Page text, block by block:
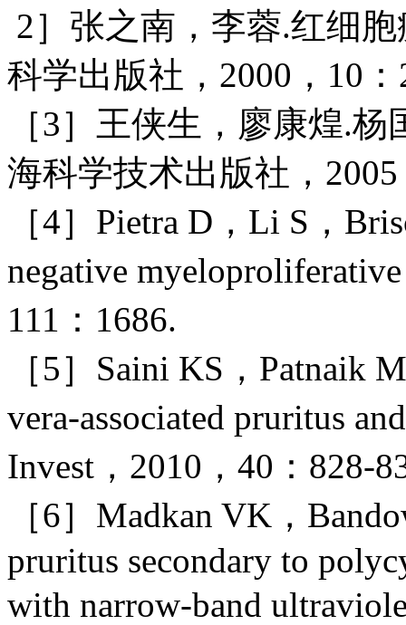
2］张之南，李蓉.红细
科学出版社，2000，10：
［3］王侠生，廖康煌.
海科学技术出版社，2005
［4］Pietra D，Li S，
negative
111：1686.
［5］Saini KS，Patnaik
vera-associated pruritus
Invest，2010，40：828-
［6］Madkan VK，
pruritus secondary to
with narrow-band